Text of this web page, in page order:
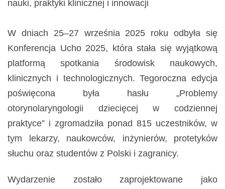
W dniach 25–27 września 2025 roku odbyła się
Konferencja Ucho 2025, która stała się wyjątkową
platformą spotkania środowisk naukowych,
klinicznych i technologicznych. Tegoroczna edycja
poświęcona była hasłu „Problemy
otorynolaryngologii dziecięcej w codziennej
praktyce” i zgromadziła ponad 815 uczestników, w
tym lekarzy, naukowców, inżynierów, protetyków
słuchu oraz studentów z Polski i zagranicy.
Wydarzenie zostało zaprojektowane jako